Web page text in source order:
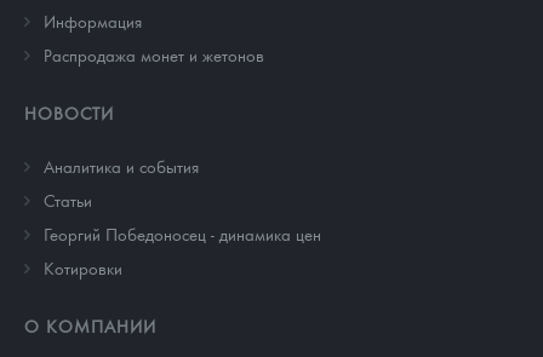
Информация
Распродажа монет и жетонов
НОВОСТИ
Аналитика и события
Cтатьи
Георгий Победоносец - динамика цен
Котировки
О КОМПАНИИ